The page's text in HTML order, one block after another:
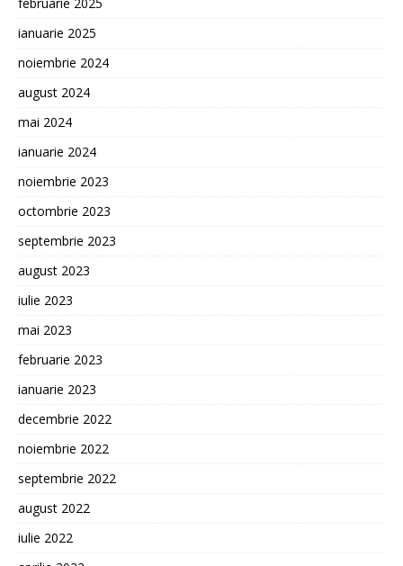
ianuarie 2025
noiembrie 2024
august 2024
mai 2024
ianuarie 2024
noiembrie 2023
octombrie 2023
septembrie 2023
august 2023
iulie 2023
mai 2023
februarie 2023
ianuarie 2023
decembrie 2022
noiembrie 2022
septembrie 2022
august 2022
iulie 2022